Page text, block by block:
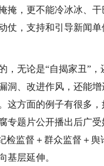
掩，更不能冷冰冰、
，支持和引导新闻单
无论是“自揭家丑”
洞、改进作风，还能
这方面的例子有很多
专题片公开播出后广
监督＋群众监督＋舆
基层延伸。